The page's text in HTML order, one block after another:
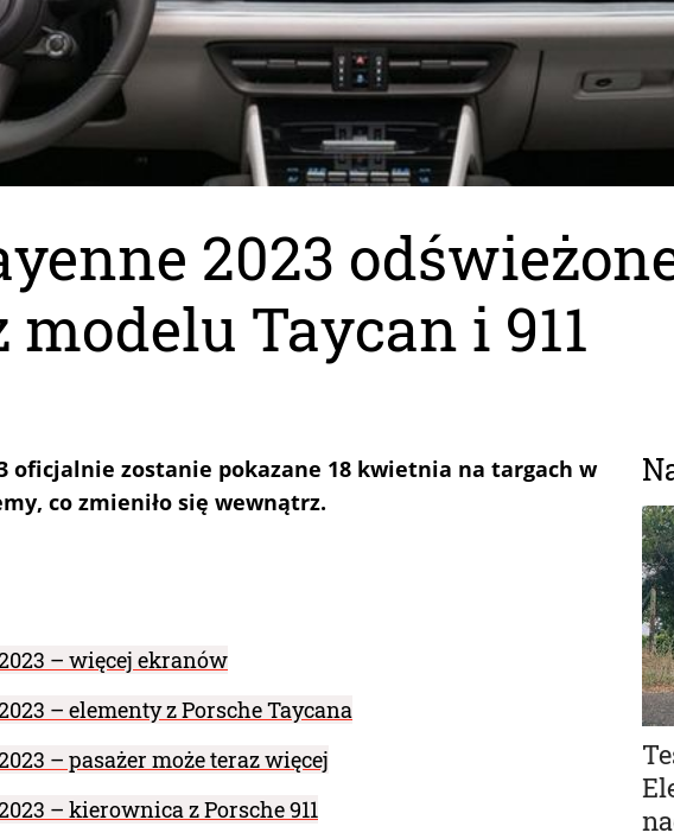
2023
Taycan i 911
oficjalnie zostanie pokazane 18 kwietnia na targach w
co zmieniło się wewnątrz.
– więcej ekranów
– elementy z Porsche Taycana
– pasażer może teraz więcej
– kierownica z Porsche 911